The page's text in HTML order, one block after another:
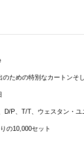
のための特別なカートンそ
D/P、T/T、ウェスタン・
の10,000セット